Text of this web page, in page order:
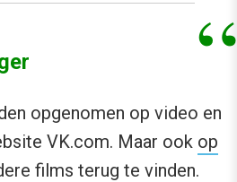
opgenomen op video en
VK.com. Maar ook op
films terug te vinden.